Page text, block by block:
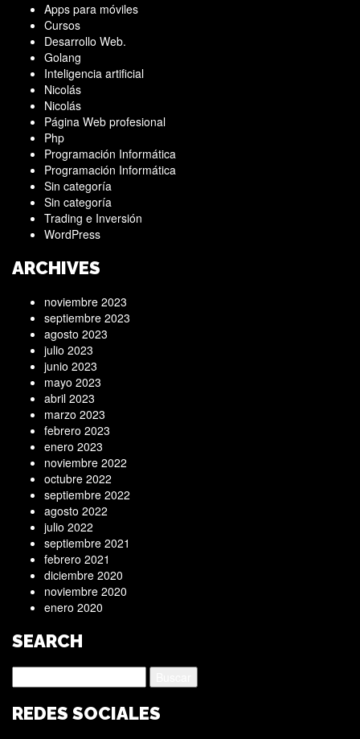
Apps para móviles
Cursos
Desarrollo Web.
Golang
Inteligencia artificial
Nicolás
Nicolás
Página Web profesional
Php
Programación Informática
Programación Informática
Sin categoría
Sin categoría
Trading e Inversión
WordPress
ARCHIVES
noviembre 2023
septiembre 2023
agosto 2023
julio 2023
junio 2023
mayo 2023
abril 2023
marzo 2023
febrero 2023
enero 2023
noviembre 2022
octubre 2022
septiembre 2022
agosto 2022
julio 2022
septiembre 2021
febrero 2021
diciembre 2020
noviembre 2020
enero 2020
SEARCH
REDES SOCIALES